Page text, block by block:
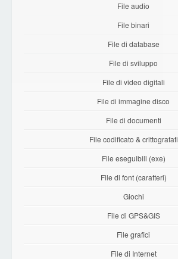
File audio
File binari
File di database
File di sviluppo
File di video digitali
File di immagine disco
File di documenti
File codificato & crittografati
File eseguibili (exe)
File di font (caratteri)
Giochi
File di GPS&GIS
File grafici
File di Internet